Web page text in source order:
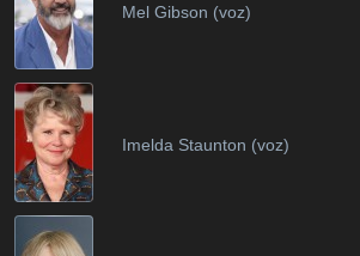
Mel Gibson (voz)
Imelda Staunton (voz)